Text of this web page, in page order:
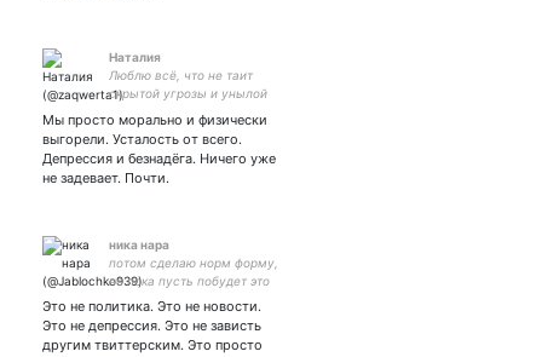
Наталия
Люблю всё, что не таит
скрытой угрозы и унылой
привлекалась, не
употребляю, не состою.
Прожила уже 58 лет и зим,
и это здорово! Ахой!
Мы просто морально и физически
выгорели. Усталость от всего.
Депрессия и безнадёга. Ничего уже
не задевает. Почти.
ника нара
потом сделаю норм форму,
но пока пусть побудет это
жена-любимка
Это не политика. Это не новости.
Это не депрессия. Это не зависть
другим твиттерским. Это просто